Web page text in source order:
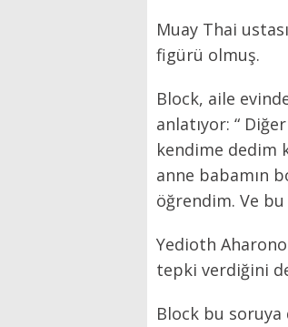
Muay Thai
figürü olmuş.
Block, aile
anlatıyor: “
kendime dedim
anne babamın
öğrendim. Ve
Yedioth
tepki verdiğini
Block bu soruya